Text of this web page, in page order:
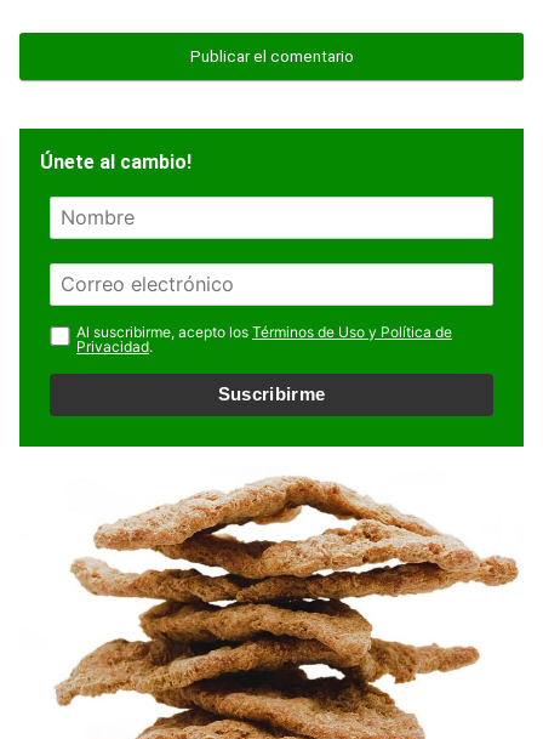
Únete al cambio!
N
r
e
E
m
a
i
l
Al suscribirme, acepto los Términos de Uso y Política de
Privacidad.
Suscribirme